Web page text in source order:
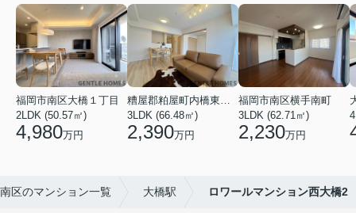
福岡市南区大橋１丁目
2LDK (50.57㎡)
4,980万円
3LDK (66.48㎡)
2,390万円
福岡市南区横手南町
3LDK (62.71㎡)
2,230万円
区のマンション一覧 大橋駅 ロワールマンション西大橋2